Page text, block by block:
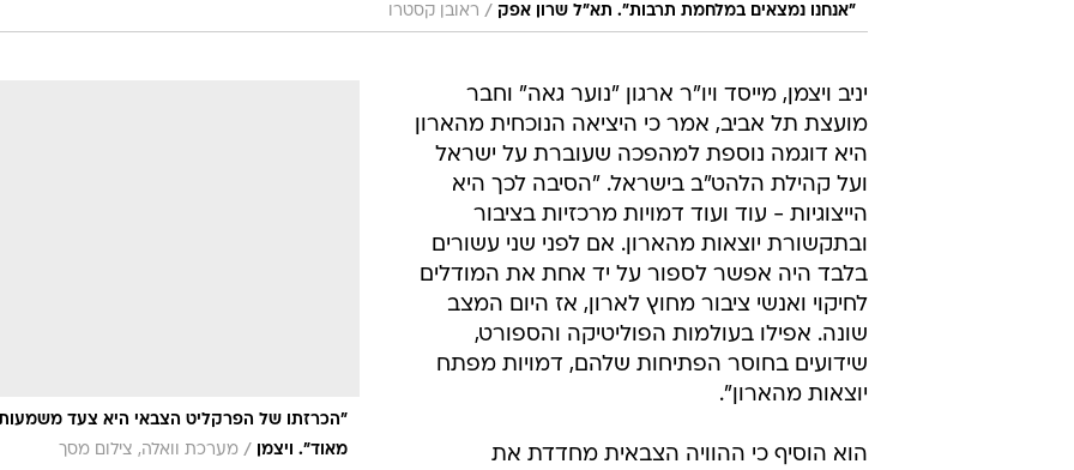
"אנחנו נמצאים במלחמת תרבות". תא"ל שרון אפק / ראובן קסטרו
"הכרזתו של הפרקליט הצבאי היא צעד
מאוד". ויצמן
/ מערכת וואלה, צילום מסך
יניב ויצמן, מייסד ויו"ר ארגון "נוער גאה" וחבר
מועצת תל אביב, אמר כי היציאה הנוכחית מהארון
היא דוגמה נוספת למהפכה שעוברת על ישראל
ועל קהילת הלהט"ב בישראל. "הסיבה לכך היא
הייצוגיות - עוד ועוד דמויות מרכזיות בציבור
ובתקשורת יוצאות מהארון. אם לפני שני עשורים
בלבד היה אפשר לספור על יד אחת את המודלים
לחיקוי ואנשי ציבור מחוץ לארון, אז היום המצב
שונה. אפילו בעולמות הפוליטיקה והספורט,
שידועים בחוסר הפתיחות שלהם, דמויות מפתח
יוצאות מהארון".
הוא הוסיף כי ההוויה הצבאית מחדדת את